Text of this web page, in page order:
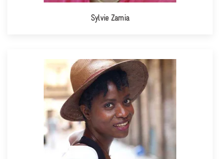
Sylvie Zamia